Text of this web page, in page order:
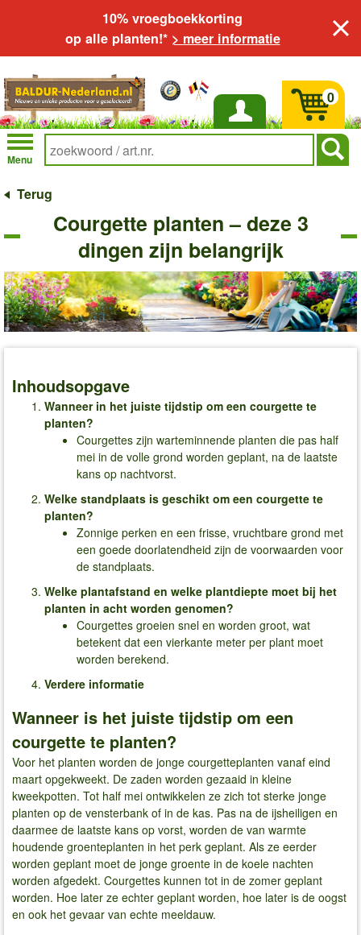
10% vroegboekkorting
op alle planten!* > meer informatie
Inloggen
Menu
0
Terug
Courgette planten – deze 3
dingen zijn belangrijk
Inhoudsopgave
Wanneer in het juiste tijdstip om een courgette te
planten?
Courgettes zijn warteminnende planten die pas half
mei in de volle grond worden geplant, na de laatste
kans op nachtvorst.
Welke standplaats is geschikt om een courgette te
planten?
Zonnige perken en een frisse, vruchtbare grond met
een goede doorlatendheid zijn de voorwaarden voor
de standplaats.
Welke plantafstand en welke plantdiepte moet bij het
planten in acht worden genomen?
Courgettes groeien snel en worden groot, wat
betekent dat een vierkante meter per plant moet
worden berekend.
Verdere informatie
Wanneer is het juiste tijdstip om een
courgette te planten?
Voor het planten worden de jonge courgetteplanten vanaf eind
maart opgekweekt. De zaden worden gezaaid in kleine
kweekpotten. Tot half mei ontwikkelen ze zich tot sterke jonge
planten op de vensterbank of in de kas. Pas na de ijsheiligen en
daarmee de laatste kans op vorst, worden de van warmte
houdende groenteplanten in het perk geplant. Als ze eerder
worden geplant moet de jonge groente in de koele nachten
worden afgedekt. Courgettes kunnen tot in de zomer geplant
worden. Hoe later ze echter geplant worden, hoe later is de oogst
en ook het gevaar van echte meeldauw.